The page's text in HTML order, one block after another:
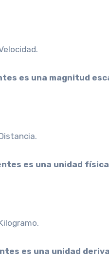
es una magnitud
es una unidad
es una unidad